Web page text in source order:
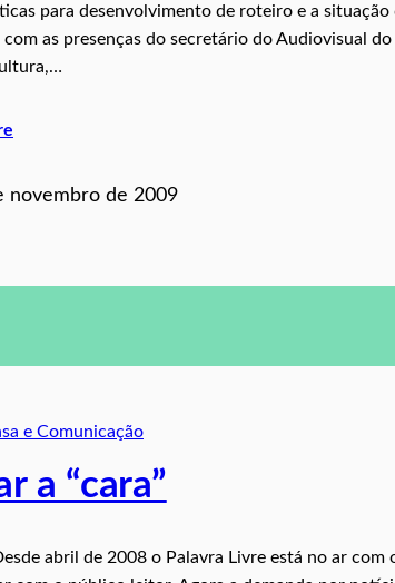
para desenvolvimento de roteiro e a situação
as presenças do secretário do Audiovisual do
novembro de 2009
e Comunicação
a “cara”
abril de 2008 o Palavra Livre está no ar com